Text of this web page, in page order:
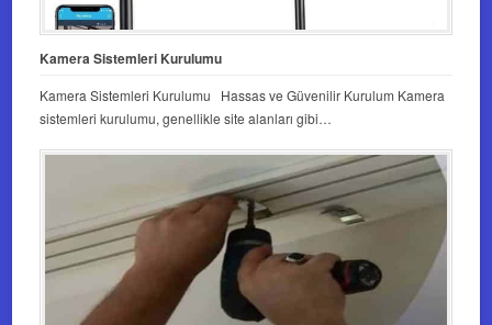
Kamera Sistemleri Kurulumu
Kamera Sistemleri Kurulumu Hassas ve Güvenilir Kurulum Kamera
sistemleri kurulumu, genellikle site alanları gibi…